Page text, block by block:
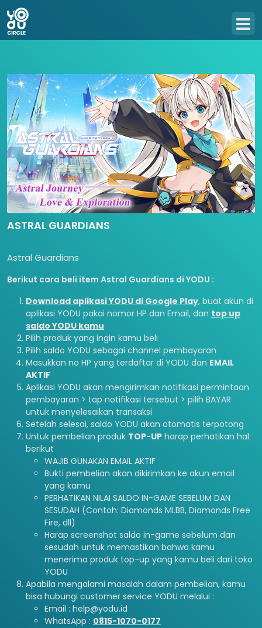
ASTRAL GUARDIANS
Astral Guardians
Berikut cara beli item Astral Guardians di YODU :
Download aplikasi YODU di Google Play, buat akun di
aplikasi YODU pakai nomor HP dan Email, dan top up
saldo YODU kamu
Pilih produk yang ingin kamu beli
Pilih saldo YODU sebagai channel pembayaran
Masukkan no HP yang terdaftar di YODU dan EMAIL
AKTIF
Aplikasi YODU akan mengirimkan notifikasi permintaan
pembayaran > tap notifikasi tersebut > pilih BAYAR
untuk menyelesaikan transaksi
Setelah selesai, saldo YODU akan otomatis terpotong
Untuk pembelian produk TOP-UP harap perhatikan hal
berikut
WAJIB GUNAKAN EMAIL AKTIF
Bukti pembelian akan dikirimkan ke akun email
yang kamu
PERHATIKAN NILAI SALDO IN-GAME SEBELUM DAN
SESUDAH (Contoh: Diamonds MLBB, Diamonds Free
Fire, dll)
Harap screenshot saldo in-game sebelum dan
sesudah untuk memastikan bahwa kamu
menerima produk top-up yang kamu beli dari toko
YODU
Apabila mengalami masalah dalam pembelian, kamu
bisa hubungi customer service YODU melalui :
Email : help@yodu.id
WhatsApp : 0815-1070-0177